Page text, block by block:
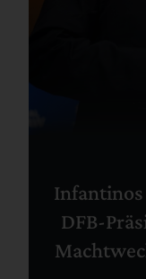
Infantinos
DFB-